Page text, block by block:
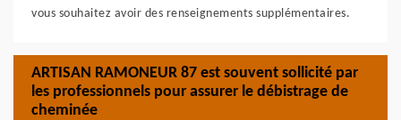
vous souhaitez avoir des renseignements supplémentaires.
ARTISAN RAMONEUR 87 est souvent sollicité par
les professionnels pour assurer le débistrage de
cheminée